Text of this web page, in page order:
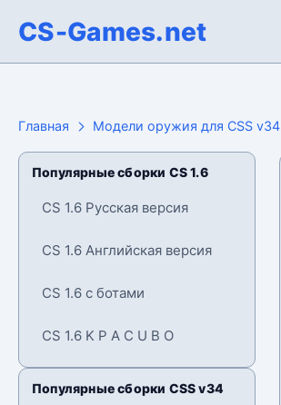
CS-Games.net
Главная Модели оружия для CSS v34
Популярные сборки CS 1.6
CS 1.6 Русская версия
CS 1.6 Английская версия
CS 1.6 с ботами
CS 1.6 K P A C U B O
Популярные сборки CSS v34